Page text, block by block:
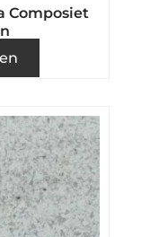
Composiet